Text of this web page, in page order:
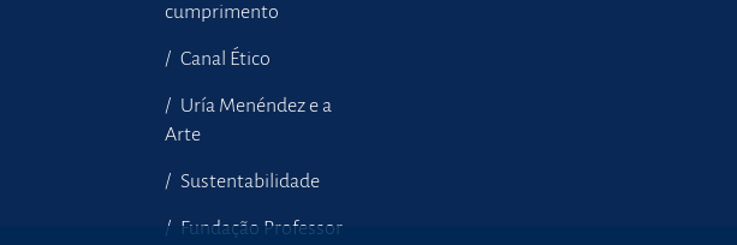
cumprimento
Canal Ético
Uría Menéndez e a
Arte
Sustentabilidade
Fundação Professor